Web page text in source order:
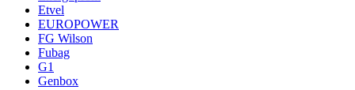
Etvel
EUROPOWER
FG Wilson
Fubag
G1
Genbox